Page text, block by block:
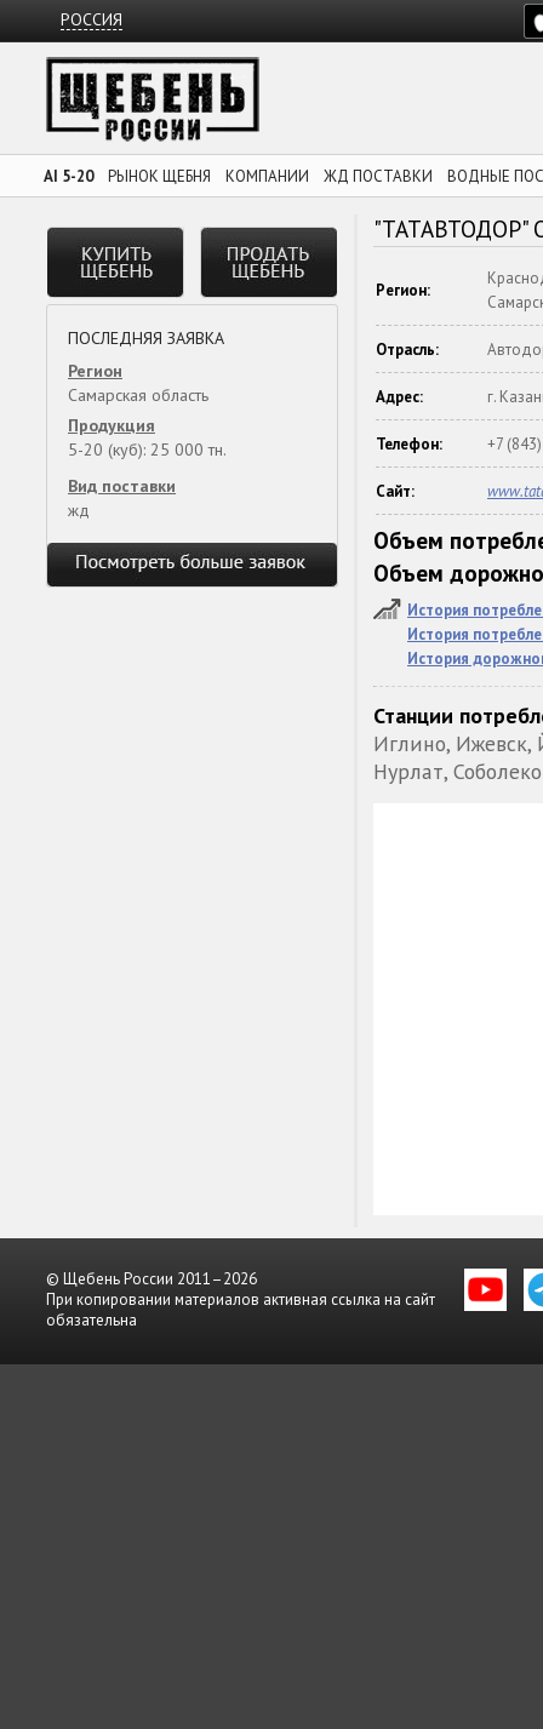
РОССИЯ
AI 5-20 РЫНОК ЩЕБНЯ КОМПАНИИ ЖД ПОСТАВКИ ВОДНЫЕ
ПОСЛЕДНЯЯ ЗАЯВКА
Регион
Самарская область
Продукция
5-20 (куб): 25 000 тн.
Вид поставки
жд
"ТАТАВТОДОР"
Регион:
Отрасль:
Адрес: г.
Телефон: +7
Сайт:
Объем
Объем
История
История
История
Станции
Иглино, Ижевск,
Нурлат,
© Щебень России 2011–2026
При копировании материалов активная ссылка на сайт
обязательна